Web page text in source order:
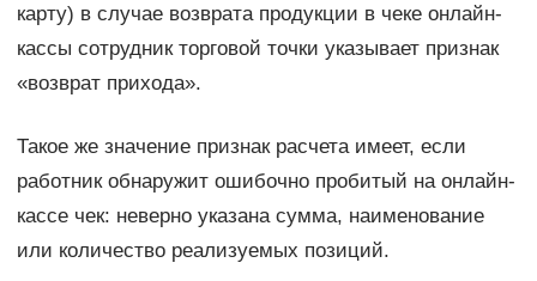
карту) в случае возврата продукции в чеке онлайн-
кассы сотрудник торговой точки указывает признак
«возврат прихода».
Такое же значение признак расчета имеет, если
работник обнаружит ошибочно пробитый на онлайн-
кассе чек: неверно указана сумма, наименование
или количество реализуемых позиций.